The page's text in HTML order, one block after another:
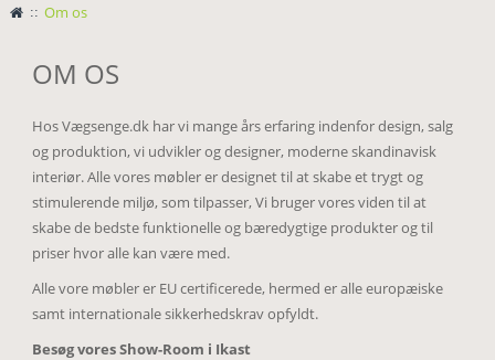
> Om os
OM OS
Hos Vægsenge.dk har vi mange års erfaring indenfor design, salg
og produktion, vi udvikler og designer, moderne skandinavisk
interiør. Alle vores møbler er designet til at skabe et trygt og
stimulerende miljø, som tilpasser, Vi bruger vores viden til at
skabe de bedste funktionelle og bæredygtige produkter og til
priser hvor alle kan være med.
Alle vore møbler er EU certificerede, hermed er alle europæiske
samt internationale sikkerhedskrav opfyldt.
Besøg vores Show-Room i Ikast